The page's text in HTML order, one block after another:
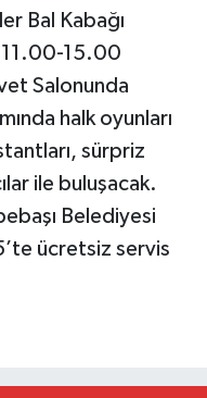
Bal Kabağı
11.00-15.00
Salonunda
halk oyunları
sürpriz
ile buluşacak.
Belediyesi
ücretsiz servis